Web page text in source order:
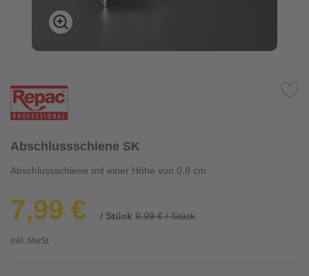
Abschlussschiene SK
Abschlussschiene mit einer Höhe von 0,8 cm
7,99 € / Stück 9,99 € / Stück
inkl. MwSt.